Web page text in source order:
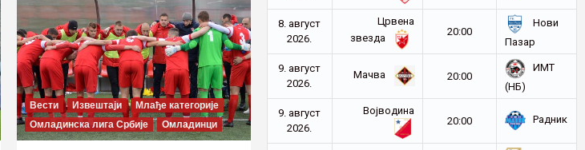
Вести Извештаји
Млађе категорије
Омладинска лига Србије
Омладинци
8. август
2026.
Црвена
звезда
20:00
Нови
Пазар
9. август
2026.
Мачва 20:00
ИМТ
(НБ)
9. август
2026.
Војводина
20:00
Радник